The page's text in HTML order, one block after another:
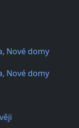
Nové domy
Nové domy